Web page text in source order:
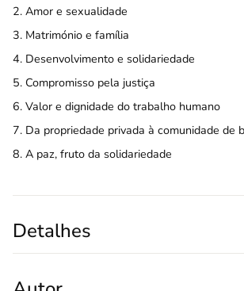
2. Amor e sexualidade
3. Matrimónio e família
4. Desenvolvimento e solidariedade
5. Compromisso pela justiça
6. Valor e dignidade do trabalho humano
7. Da propriedade privada à comunidade de
8. A paz, fruto da solidariedade
Detalhes